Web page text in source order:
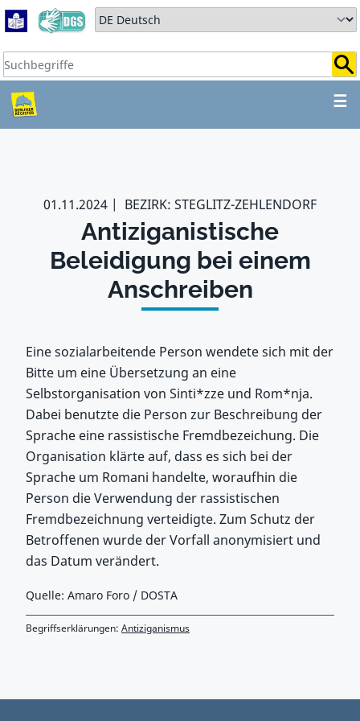
Zum Hauptbereich springen
Zum Hauptmenü springen
Sprache auswählen:
Suchbegriffe:
☰
ZUM HAUPTBEREICH
01.11.2024 BEZIRK: STEGLITZ-ZEHLENDORF
Antiziganistische
Beleidigung bei einem
Anschreiben
Eine sozialarbeitende Person wendete sich mit der
Bitte um eine Übersetzung an eine
Selbstorganisation von Sinti*zze und Rom*nja.
Dabei benutzte die Person zur Beschreibung der
Sprache eine rassistische Fremdbezeichung. Die
Organisation klärte auf, dass es sich bei der
Sprache um Romani handelte, woraufhin die
Person die Verwendung der rassistischen
Fremdbezeichnung verteidigte. Zum Schutz der
Betroffenen wurde der Vorfall anonymisiert und
das Datum verändert.
Quelle: Amaro Foro / DOSTA
Begriffserklärungen: Antiziganismus